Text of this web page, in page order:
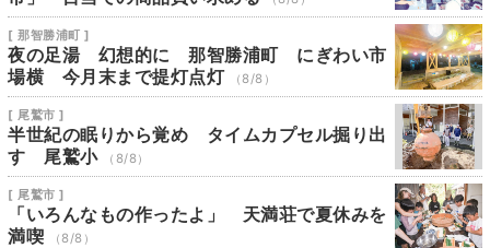
[ 那智勝浦町 ]
夜の足湯 幻想的に 那智勝浦町 にぎわい市
場横 今月末まで提灯点灯
（8/8）
[ 尾鷲市 ]
半世紀の眠りから覚め タイムカプセル掘り出
す 尾鷲小
（8/8）
[ 尾鷲市 ]
「いろんなもの作ったよ」 天満荘で夏休みを
満喫
（8/8）